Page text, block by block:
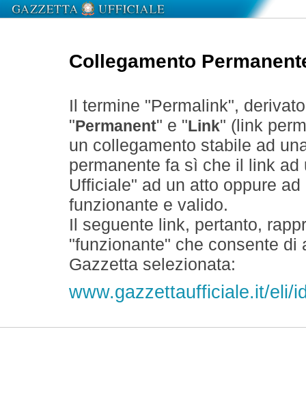
Collegamento
Il termine "Permalink",
" Permanent" e " Link" (link
un collegamento stabile ad
permanente fa sì che il link
Ufficiale" ad un atto oppure
funzionante e valido.
Il seguente link, pertanto,
"funzionante" che consente
Gazzetta selezionata:
www.gazzettaufficiale.it/eli/